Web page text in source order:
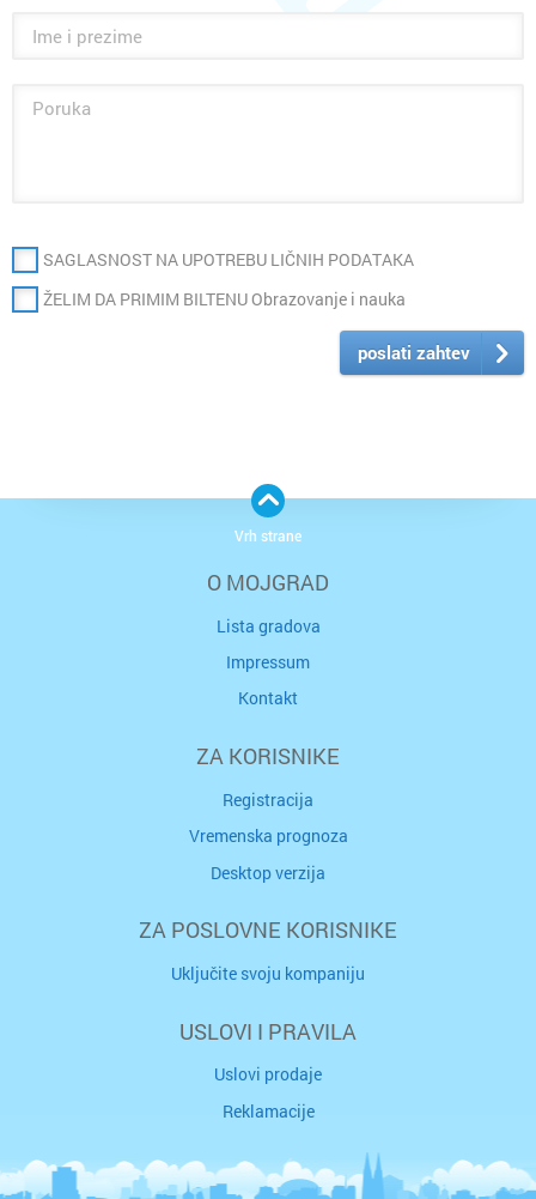
SAGLASNOST NA UPOTREBU LIČNIH PODATAKA
ŽELIM DA PRIMIM BILTENU Obrazovanje i nauka
poslati zahtev
O MOJGRAD
Lista gradova
Impressum
Kontakt
ZA KORISNIKE
Registracija
Vremenska prognoza
Desktop verzija
ZA POSLOVNE KORISNIKE
Uključite svoju kompaniju
USLOVI I PRAVILA
Uslovi prodaje
Reklamacije
Vrh strane